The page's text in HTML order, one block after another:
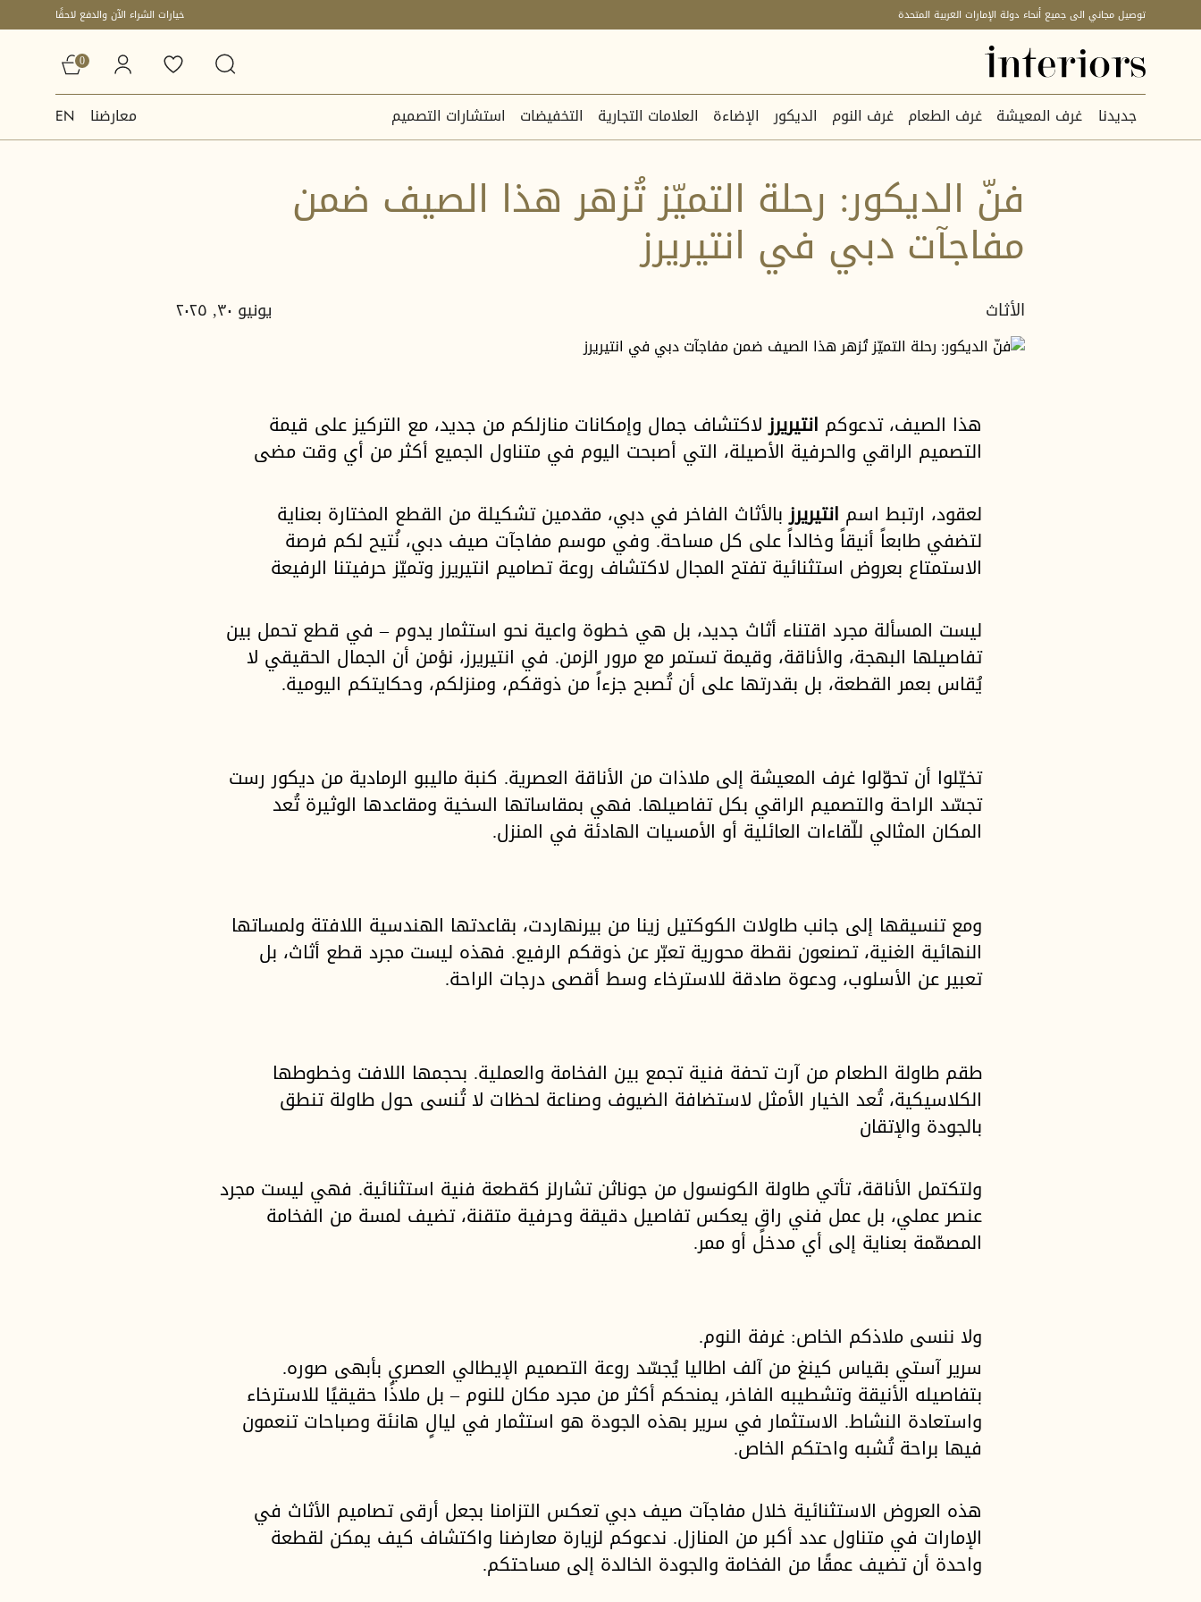
توصيل مجاني الى جميع أنحاء دولة الإمارات العربية المتحدة خيارات الشراء الآن والدفع لاحقًا
0
جديدنا غرف المعيشة غرف الطعام غرف النوم الديكور الإضاءة العلامات التجارية التخفيضات استشارات التصميم معارضنا EN
فنّ الديكور: رحلة التميّز تُزهر هذا الصيف ضمن
مفاجآت دبي في انتيريرز
الأثاث يونيو ٣٠, ٢٠٢٥
هذا الصيف، تدعوكم انتيريرزلاكتشاف جمال وإمكانات منازلكم من جديد، مع التركيز على قيمة
التصميم الراقي والحرفية الأصيلة، التي أصبحت اليوم في متناول الجميع أكثر من أي وقت مضى
لعقود، ارتبط اسم انتيريرزبالأثاث الفاخر في دبي، مقدمين تشكيلة من القطع المختارة بعناية
لتضفي طابعاً أنيقاً وخالداً على كل مساحة. وفي موسم مفاجآت صيف دبي، نُتيح لكم فرصة
الاستمتاع بعروض استثنائية تفتح المجال لاكتشاف روعة تصاميم انتيريرز وتميّز حرفيتنا الرفيعة
ليست المسألة مجرد اقتناء أثاث جديد، بل هي خطوة واعية نحو استثمار يدوم – في قطع تحمل بين
تفاصيلها البهجة، والأناقة، وقيمة تستمر مع مرور الزمن. في انتيريرز، نؤمن أن الجمال الحقيقي لا
يُقاس بعمر القطعة، بل بقدرتها على أن تُصبح جزءاً من ذوقكم، ومنزلكم، وحكايتكم اليومية.
تخيّلوا أن تحوّلوا غرف المعيشة إلى ملاذات من الأناقة العصرية. كنبة ماليبو الرمادية من ديكور رست
تجسّد الراحة والتصميم الراقي بكل تفاصيلها. فهي بمقاساتها السخية ومقاعدها الوثيرة تُعد
المكان المثالي للّقاءات العائلية أو الأمسيات الهادئة في المنزل.
ومع تنسيقها إلى جانب طاولات الكوكتيل زينا من بيرنهاردت، بقاعدتها الهندسية اللافتة ولمساتها
النهائية الغنية، تصنعون نقطة محورية تعبّر عن ذوقكم الرفيع. فهذه ليست مجرد قطع أثاث، بل
تعبير عن الأسلوب، ودعوة صادقة للاسترخاء وسط أقصى درجات الراحة.
طقم طاولة الطعام من آرت تحفة فنية تجمع بين الفخامة والعملية. بحجمها اللافت وخطوطها
الكلاسيكية، تُعد الخيار الأمثل لاستضافة الضيوف وصناعة لحظات لا تُنسى حول طاولة تنطق
بالجودة والإتقان
ولتكتمل الأناقة، تأتي طاولة الكونسول من جوناثن تشارلز كقطعة فنية استثنائية. فهي ليست مجرد
عنصر عملي، بل عمل فني راقٍ يعكس تفاصيل دقيقة وحرفية متقنة، تضيف لمسة من الفخامة
المصمّمة بعناية إلى أي مدخل أو ممر.
ولا ننسى ملاذكم الخاص: غرفة النوم.
سرير آستي بقياس كينغ من آلف اطاليا يُجسّد روعة التصميم الإيطالي العصري بأبهى صوره.
بتفاصيله الأنيقة وتشطيبه الفاخر، يمنحكم أكثر من مجرد مكان للنوم – بل ملاذًا حقيقيًا للاسترخاء
واستعادة النشاط. الاستثمار في سرير بهذه الجودة هو استثمار في ليالٍ هانئة وصباحات تنعمون
فيها براحة تُشبه واحتكم الخاص.
هذه العروض الاستثنائية خلال مفاجآت صيف دبي تعكس التزامنا بجعل أرقى تصاميم الأثاث في
الإمارات في متناول عدد أكبر من المنازل. ندعوكم لزيارة معارضنا واكتشاف كيف يمكن لقطعة
واحدة أن تضيف عمقًا من الفخامة والجودة الخالدة إلى مساحتكم.